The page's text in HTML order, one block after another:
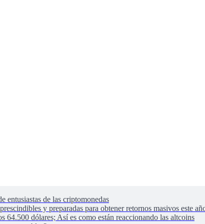
entusiastas de las criptomonedas
y preparadas para obtener retornos masivos este
64.500 dólares; Así es como están reaccionando las altcoins